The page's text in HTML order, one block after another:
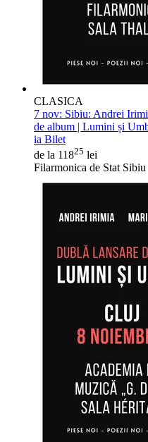
CLASICA
7 nov: Sibiu: Andrei
de album | Lumini și
ia Bilet
de la 11825 lei
Filarmonica de Stat